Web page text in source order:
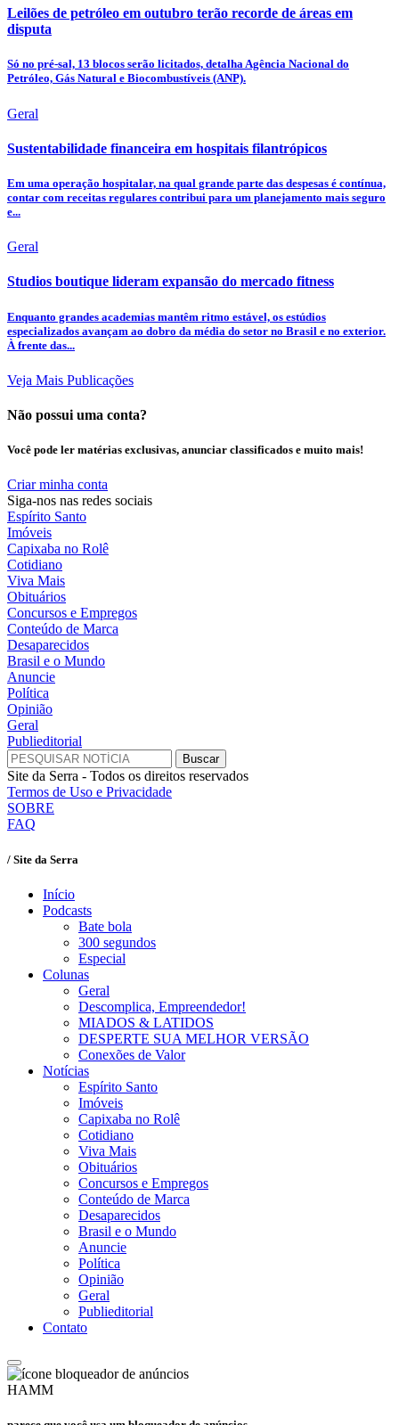
Leilões de petróleo em outubro terão recorde de áreas em
disputa
Só no pré-sal, 13 blocos serão licitados, detalha Agência Nacional do
Petróleo, Gás Natural e Biocombustíveis (ANP).
Geral
Sustentabilidade financeira em hospitais filantrópicos
Em uma operação hospitalar, na qual grande parte das despesas é contínua,
contar com receitas regulares contribui para um planejamento mais seguro
e...
Geral
Studios boutique lideram expansão do mercado fitness
Enquanto grandes academias mantêm ritmo estável, os estúdios
especializados avançam ao dobro da média do setor no Brasil e no exterior.
À frente das...
Veja Mais Publicações
Não possui uma conta?
Você pode ler matérias exclusivas, anunciar classificados e muito mais!
Criar minha conta
Siga-nos nas redes sociais
Espírito Santo
Imóveis
Capixaba no Rolê
Cotidiano
Viva Mais
Obituários
Concursos e Empregos
Conteúdo de Marca
Desaparecidos
Brasil e o Mundo
Anuncie
Política
Opinião
Geral
Publieditorial
Site da Serra - Todos os direitos reservados
Termos de Uso e Privacidade
SOBRE
FAQ
/ Site da Serra
Início
Podcasts
Bate bola
300 segundos
Especial
Colunas
Geral
Descomplica, Empreendedor!
MIADOS & LATIDOS
DESPERTE SUA MELHOR VERSÃO
Conexões de Valor
Notícias
Espírito Santo
Imóveis
Capixaba no Rolê
Cotidiano
Viva Mais
Obituários
Concursos e Empregos
Conteúdo de Marca
Desaparecidos
Brasil e o Mundo
Anuncie
Política
Opinião
Geral
Publieditorial
Contato
HAMM